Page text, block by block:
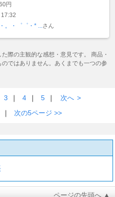
円
。・゜゜・* ... さん
際の主観的な感想・意見です。 商品・
ではありません。あくまでも一つの参
3 ｜ 4 ｜ 5 ｜ 次へ >
｜ 次の5ページ >>
ページの先頭へ ▲